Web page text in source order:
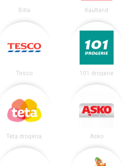
Billa Kaufland
Tesco 101 drogerie
Teta drogéria Asko